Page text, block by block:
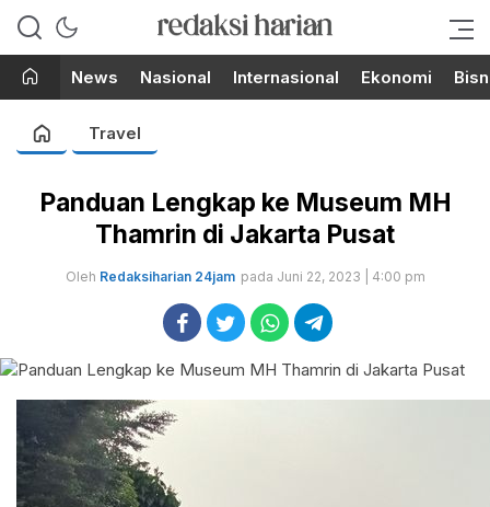
RedaksiHarian.com
Berita Terupdate dari Redaksi
News Nasional Internasional Ekonomi
Travel
Panduan Lengkap ke Museum MH
Thamrin di Jakarta Pusat
Oleh Redaksiharian 24jam pada Juni 22, 2023 | 4:00 pm